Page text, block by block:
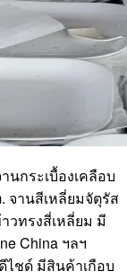
นกระเบื้องเคลือบ
จานสีเหลี่ยมจัตุรัส
วทรงสี่เหลี่ยม มี
China ฯลฯ
ไชด์ มีสินค้าเกือบ